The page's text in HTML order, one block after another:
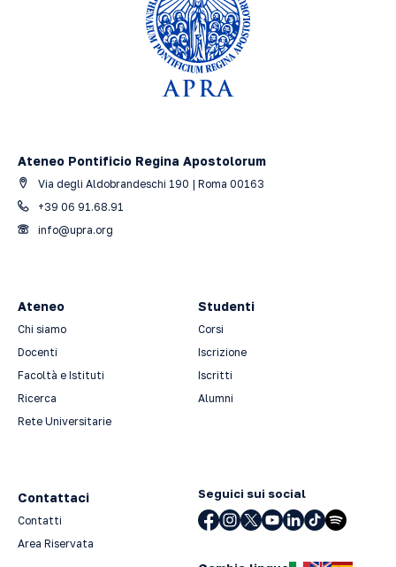
Ateneo Pontificio Regina Apostolorum
Via degli Aldobrandeschi 190 | Roma 00163
+39 06 91.68.91
info@upra.org
Ateneo
Chi siamo
Docenti
Facoltà e Istituti
Ricerca
Rete Universitarie
Studenti
Corsi
Iscrizione
Iscritti
Alumni
Contattaci
Contatti
Area Riservata
Seguici sui social